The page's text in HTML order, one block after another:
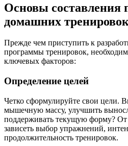
Основы составления
домашних тренировок
Прежде чем приступить к
программы тренировок,
ключевых факторов:
Определение целей
Четко сформулируйте свои цели.
мышечную массу, улучшить
поддерживать текущую форму? От
зависеть выбор упражнений,
продолжительность тренировок.